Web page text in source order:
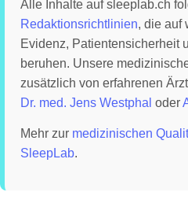
Alle Inhalte auf sleeplab.ch
Redaktionsrichtlinien, die auf
Evidenz, Patientensicherheit
beruhen. Unsere
zusätzlich von erfahrenen
Dr. med. Jens Westphal oder
Mehr zur medizinischen
SleepLab.